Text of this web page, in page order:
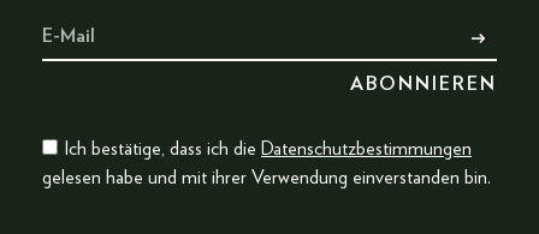
Ich bestätige, dass ich die Datenschutzbestimmungen
gelesen habe und mit ihrer Verwendung einverstanden bin.